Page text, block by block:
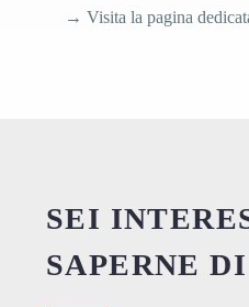
→ Visita la pagina
SEI
SAPERNE